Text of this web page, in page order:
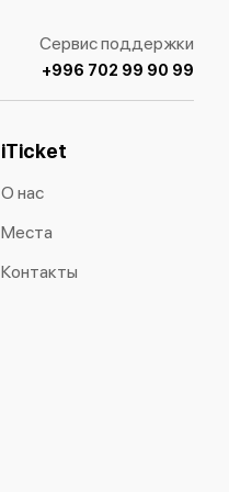
Сервис поддержки
+996 702 99 90 99
iTicket
О нас
Места
Контакты